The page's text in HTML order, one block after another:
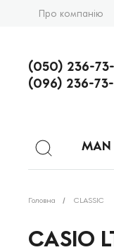
Про компанію
(050) 236-
(096) 236-
MAN
Головна CLASSIC
CASIO